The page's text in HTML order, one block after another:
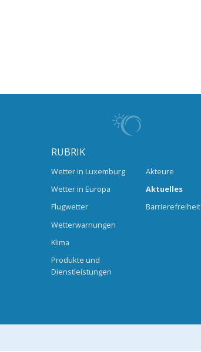
RUBRIK
Wetter in Luxemburg
Wetter in Europa
Flugwetter
Wetterwarnungen
Klima
Produkte und
Dienstleistungen
Akteure
Aktuelles
Barrierefreiheit